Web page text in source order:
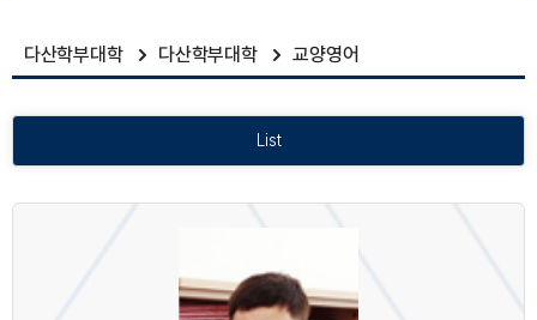
다산학부대학 다산학부대학 교양영어
List